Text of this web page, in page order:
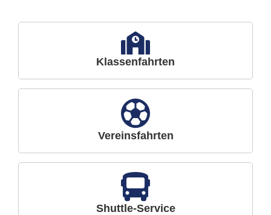
Klassenfahrten
Vereinsfahrten
Shuttle-Service